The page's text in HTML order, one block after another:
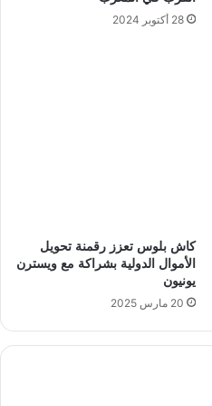
28 أكتوبر 2024
كاش بلوس تعزز رقمنة تحويل
الأموال الدولية بشراكة مع ويسترن
يونيون
20 مارس 2025